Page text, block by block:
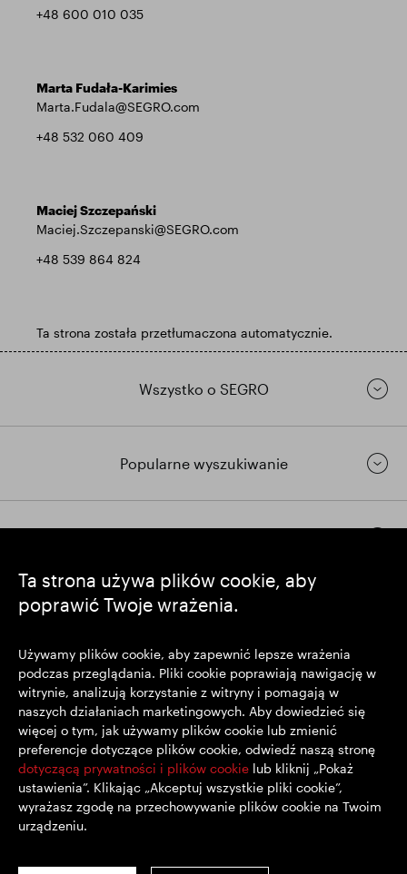
Ta strona używa plików cookie, aby
poprawić Twoje wrażenia.
Używamy plików cookie, aby zapewnić lepsze wrażenia
podczas przeglądania. Pliki cookie poprawiają nawigację w
witrynie, analizują korzystanie z witryny i pomagają w
naszych działaniach marketingowych. Aby dowiedzieć się
więcej o tym, jak używamy plików cookie lub zmienić
preferencje dotyczące plików cookie, odwiedź naszą stronę
dotyczącą prywatności i plików cookie lub kliknij „Pokaż
ustawienia”. Klikając „Akceptuj wszystkie pliki cookie”,
wyrażasz zgodę na przechowywanie plików cookie na Twoim
urządzeniu.
+48 600 010 035
Marta Fudała-Karimies
Marta.Fudala@SEGRO.com
+48 532 060 409
Maciej Szczepański
Maciej.Szczepanski@SEGRO.com
+48 539 864 824
Ta strona została przetłumaczona automatycznie.
Wszystko o SEGRO
Popularne wyszukiwanie
https://www.linkedin.com/
https://www.youtube.com/
SEGRO plc
Siedziba: 1 New Burlington Place, Londyn W1S 2HR
Zarejestrowana w Wielkiej Brytanii pod nr 167591
Miejsce rejestracji: Anglia i Walia
© SEGRO 2022
Wyłączenie Odpowiedzialności
Polityka prywatności
Polityka plików cookie